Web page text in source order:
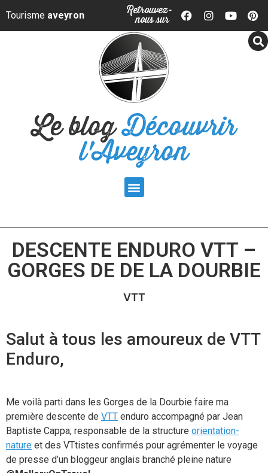
Panneau de gestion des cookies
Tourisme aveyron Retrouvez-
nous sur
Le blogDécouvrir
l'Aveyron
DESCENTE ENDURO VTT –
GORGES DE DE LA DOURBIE
VTT
Salut à tous les amoureux de VTT
Enduro,
Me voilà parti dans les Gorges de la Dourbie faire ma
première descente de VTT enduro accompagné par Jean
Baptiste Cappa, responsable de la structure orientation-
nature et des VTtistes confirmés pour agrémenter le voyage
de presse d’un bloggeur anglais branché pleine nature